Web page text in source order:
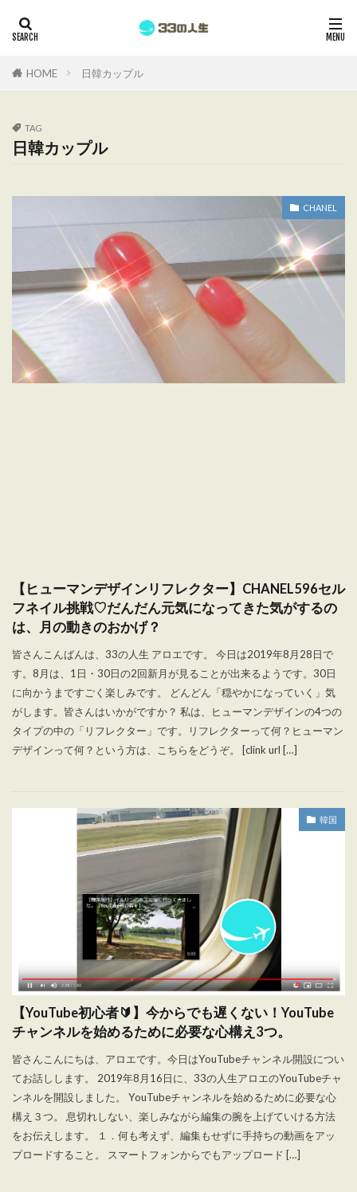
HOME 日韓カップル
TAG
日韓カップル
CHANEL
【ヒューマンデザインリフレクター】CHANEL596セル
フネイル挑戦♡だんだん元気になってきた気がするの
は、月の動きのおかげ？
皆さんこんばんは、33の人生 アロエです。 今日は2019年8月28日で
す。8月は、1日・30日の2回新月が見ることが出来るようです。30日
に向かうまですごく楽しみです。 どんどん「穏やかになっていく」気
がします。皆さんはいかがですか？ 私は、ヒューマンデザインの4つの
タイプの中の「リフレクター」です。リフレクターって何？ヒューマン
デザインって何？という方は、こちらをどうぞ。 [clink url […]
韓国
【YouTube初心者🔰】今からでも遅くない！YouTube
チャンネルを始めるために必要な心構え3つ。
皆さんこんにちは、アロエです。今日はYouTubeチャンネル開設につい
てお話しします。 2019年8月16日に、33の人生アロエのYouTubeチャ
ンネルを開設しました。 YouTubeチャンネルを始めるために必要な心
構え３つ。 息切れしない、楽しみながら編集の腕を上げていける方法
をお伝えします。 １．何も考えず、編集もせずに手持ちの動画をアッ
プロードすること。 スマートフォンからでもアップロード […]